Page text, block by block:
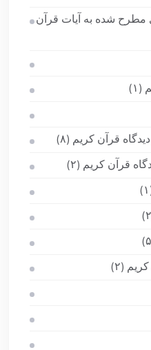
مطرح شده به آیات قرآن
(۱)
قرآن کریم (۸)
قرآن کریم (۲)
(۲)